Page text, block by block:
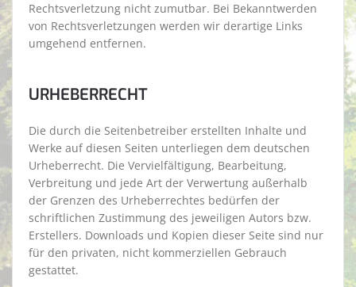
Rechtsverletzung nicht zumutbar. Bei Bekanntwerden
von Rechtsverletzungen werden wir derartige Links
umgehend entfernen.
URHEBERRECHT
Die durch die Seitenbetreiber erstellten Inhalte und
Werke auf diesen Seiten unterliegen dem deutschen
Urheberrecht. Die Vervielfältigung, Bearbeitung,
Verbreitung und jede Art der Verwertung außerhalb
der Grenzen des Urheberrechtes bedürfen der
schriftlichen Zustimmung des jeweiligen Autors bzw.
Erstellers. Downloads und Kopien dieser Seite sind nur
für den privaten, nicht kommerziellen Gebrauch
gestattet.